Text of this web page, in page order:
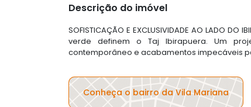
Descrição do imóvel
SOFISTICAÇÃO E EXCLUSIVIDADE AO LADO
verde definem o Taj Ibirapuera. Um
contemporâneo e acabamentos impecáveis
Conheça o bairro da Vila Mariana